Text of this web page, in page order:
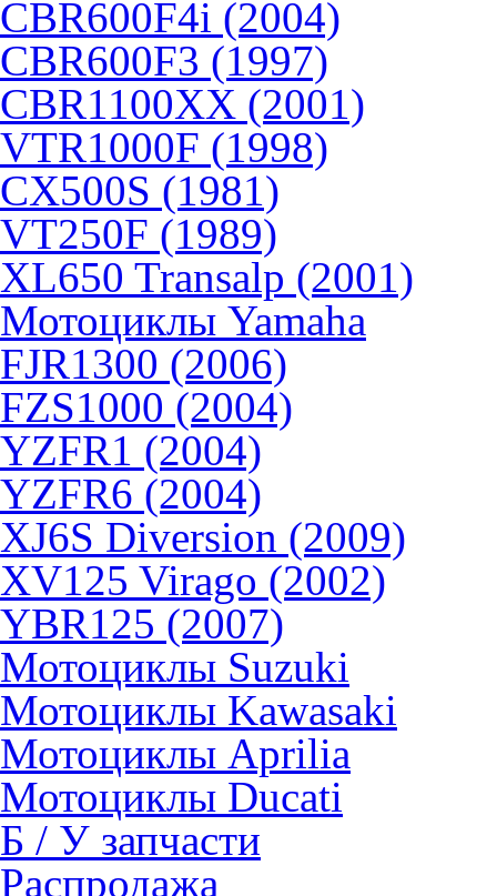
CBR600F4i (2004)
CBR600F3 (1997)
CBR1100XX (2001)
VTR1000F (1998)
CX500S (1981)
VT250F (1989)
XL650 Transalp (2001)
Мотоциклы Yamaha
FJR1300 (2006)
FZS1000 (2004)
YZFR1 (2004)
YZFR6 (2004)
XJ6S Diversion (2009)
XV125 Virago (2002)
YBR125 (2007)
Мотоциклы Suzuki
Мотоциклы Kawasaki
Мотоциклы Aprilia
Мотоциклы Ducati
Б / У запчасти
Распродажа